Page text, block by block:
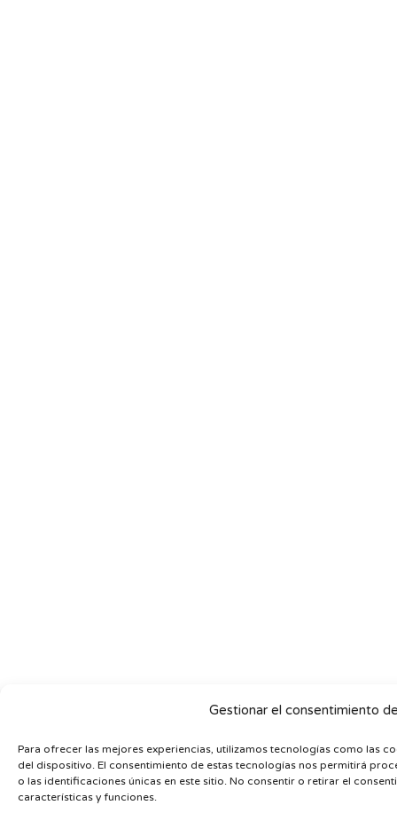
Gestionar el consentimiento
Para ofrecer las mejores experiencias, utilizamos tecnologías como las
del dispositivo. El consentimiento de estas tecnologías nos permitirá
o las identificaciones únicas en este sitio. No consentir o retirar el
características y funciones.